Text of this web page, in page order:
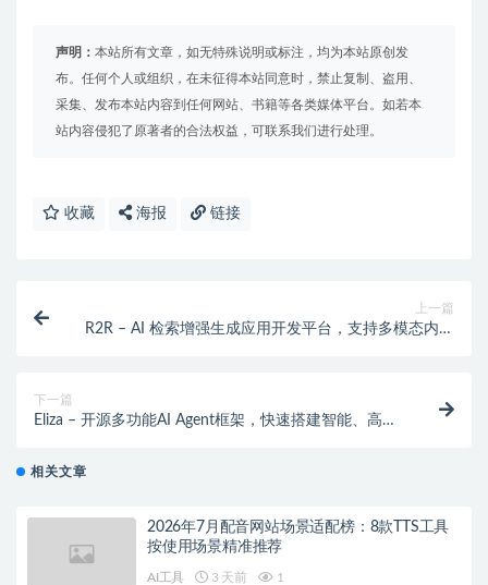
声明： 本站所有文章，如无特殊说明或标注，均为本站原创发
布。任何个人或组织，在未征得本站同意时，禁止复制、盗用、
采集、发布本站内容到任何网站、书籍等各类媒体平台。如若本
站内容侵犯了原著者的合法权益，可联系我们进行处理。
收藏 海报 链接
上一篇
R2R – AI 检索增强生成应用开发平台，支持多模态内容
下一篇
Eliza – 开源多功能AI Agent框架，快速搭建智能、高效
相关文章
2026年7月配音网站场景适配榜：8款TTS工具
按使用场景精准推荐
AI工具 3 天前 1